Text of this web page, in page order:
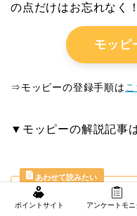
の点だけはお忘れなく！
モッピ
⇒モッピーの登録手順は
▼モッピーの解説記事
ポイントサイト アンケートモニ